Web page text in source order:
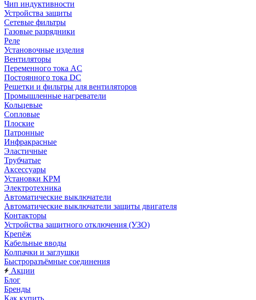
Чип индуктивности
Устройства защиты
Сетевые фильтры
Газовые разрядники
Реле
Установочные изделия
Вентиляторы
Переменного тока AC
Постоянного тока DC
Решетки и фильтры для вентиляторов
Промышленные нагреватели
Кольцевые
Сопловые
Плоские
Патронные
Инфракрасные
Эластичные
Трубчатые
Аксессуары
Установки КРМ
Электротехника
Автоматические выключатели
Автоматические выключатели защиты двигателя
Контакторы
Устройства защитного отключения (УЗО)
Крепёж
Кабельные вводы
Колпачки и заглушки
Быстроразъёмные соединения
Акции
Блог
Бренды
Как купить